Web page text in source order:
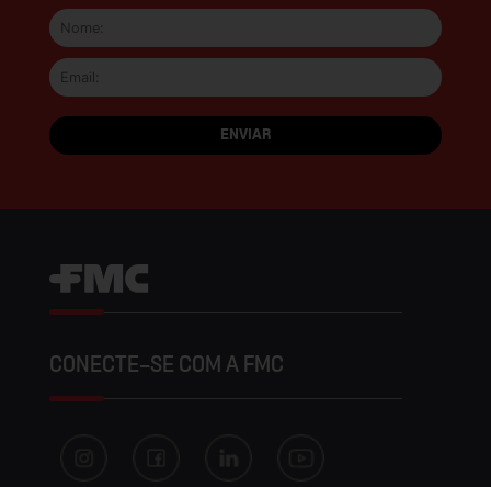
CONECTE-SE COM A FMC